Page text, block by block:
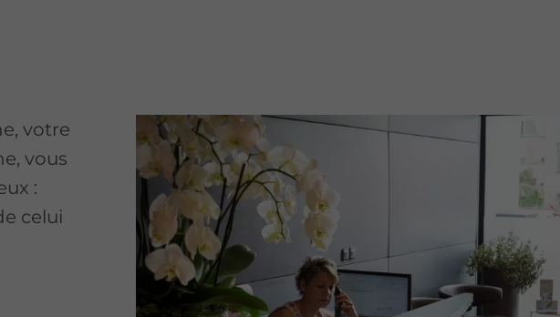
votre
vous
:
celui